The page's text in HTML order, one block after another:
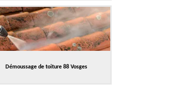
Démoussage de toiture 88 Vosges